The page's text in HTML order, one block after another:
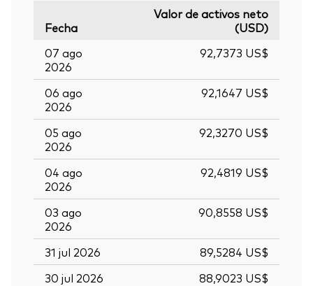
Fecha
Valor de activos neto
(USD)
07 ago
2026
92,7373 US$
06 ago
2026
92,1647 US$
05 ago
2026
92,3270 US$
04 ago
2026
92,4819 US$
03 ago
2026
90,8558 US$
31 jul 2026
89,5284 US$
30 jul 2026
88,9023 US$